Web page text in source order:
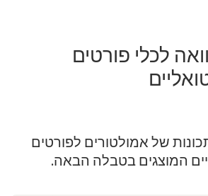
לכלי פורטים
של אמולטורים לפורטים
המוצגים בטבלה הבאה.